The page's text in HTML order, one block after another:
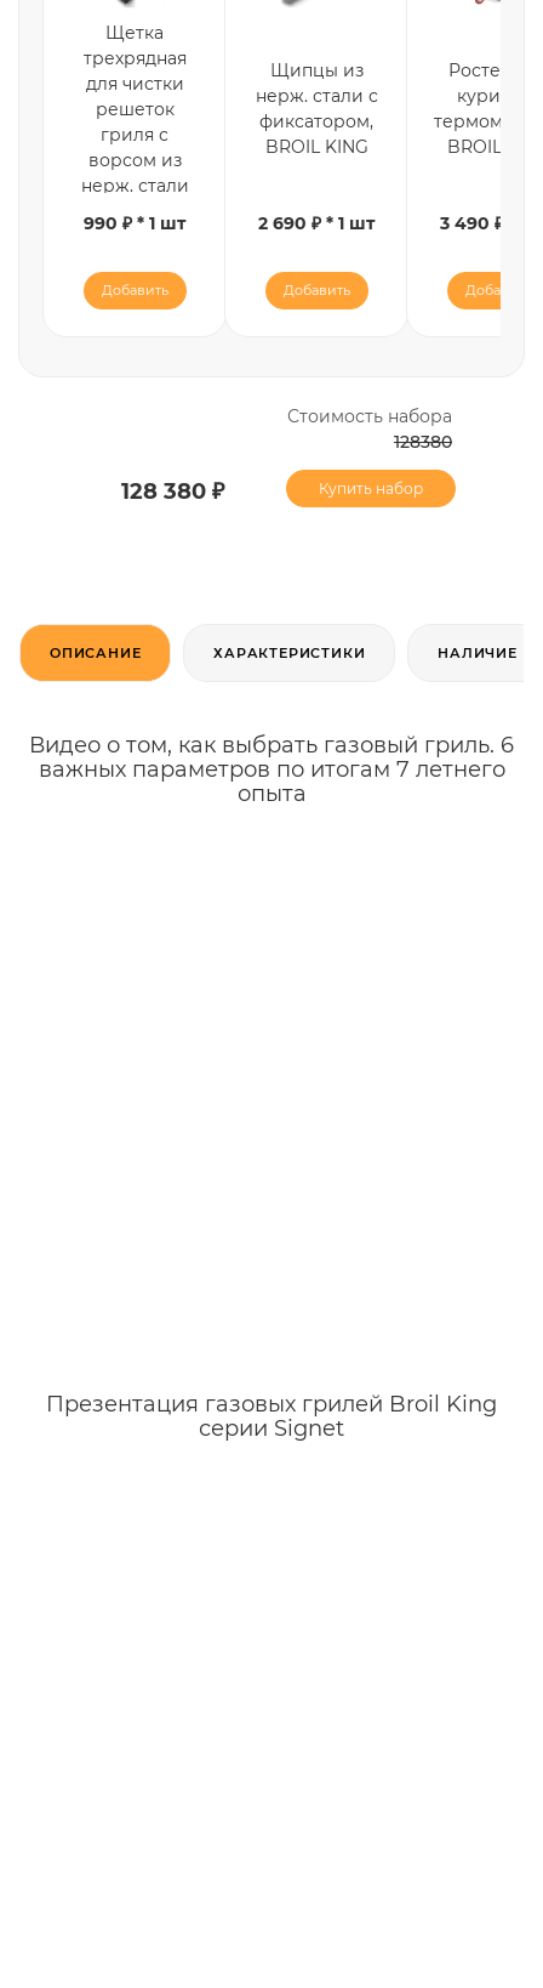
Щетка
трехрядная
для чистки
решеток
гриля с
ворсом из
нерж. стали
990 ₽ * 1 шт
Добавить
Щипцы из
нерж. стали с
фиксатором,
BROIL KING
2 690 ₽ * 1 шт
Добавить
Ростер
курицы с
BROIL
3 490 ₽ * 1
Добавить
Стоимость набора
128380
128 380 ₽ Купить набор
ОПИСАНИЕ ХАРАКТЕРИСТИКИ НАЛИЧИЕ
Видео о том, как выбрать газовый гриль. 6
важных параметров по итогам 7 летнего
опыта
Презентация газовых грилей Broil King
серии Signet